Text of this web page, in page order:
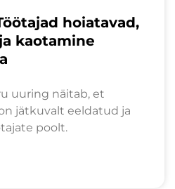
hoiatavad,
kaotamine
uuring näitab, et
jätkuvalt eeldatud ja
poolt.